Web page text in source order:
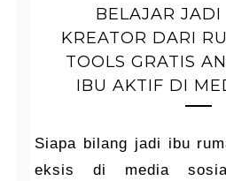
BELAJAR JADI
KREATOR DARI
TOOLS GRATIS
IBU AKTIF DI
Siapa bilang jadi ibu
eksis di media